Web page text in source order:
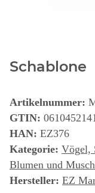
Schablone
Artikelnummer:
GTIN:
HAN: EZ376
Kategorie: Vögel,
Blumen und
Hersteller: EZ